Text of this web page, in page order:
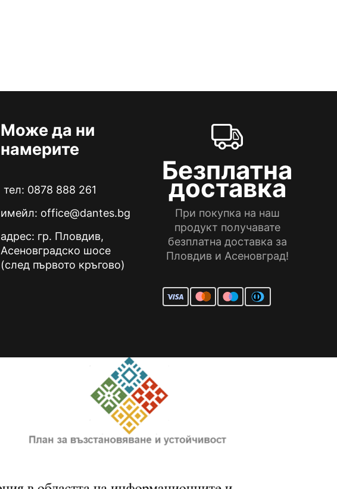
Може да ни
намерите
тел: 0878 888 261
имейл: office@dantes.bg
адрес: гр. Пловдив,
Асеновградско шосе
(след първото кръгово)
Безплатна
доставка
При покупка на наш
продукт получавате
безплатна доставка за
Пловдив и Асеновград!